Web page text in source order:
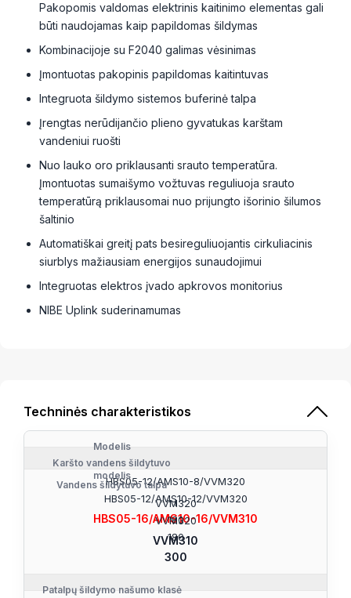
Pakopomis valdomas elektrinis kaitinimo elementas gali
būti naudojamas kaip papildomas šildymas
Kombinacijoje su F2040 galimas vėsinimas
Įmontuotas pakopinis papildomas kaitintuvas
Integruota šildymo sistemos buferinė talpa
Įrengtas nerūdijančio plieno gyvatukas karštam
vandeniui ruošti
Nuo lauko oro priklausanti srauto temperatūra.
Įmontuotas sumaišymo vožtuvas reguliuoja srauto
temperatūrą priklausomai nuo prijungto išorinio šilumos
šaltinio
Automatiškai greitį pats besireguliuojantis cirkuliacinis
siurblys mažiausiam energijos sunaudojimui
Integruotas elektros įvado apkrovos monitorius
NIBE Uplink suderinamumas
Techninės charakteristikos
Modelis
HBS05-12/AMS10-8/VVM320
HBS05-12/AMS10-12/VVM320
HBS05-16/AMS10-16/VVM310
Karšto vandens šildytuvo
modelis
VVM320
VVM320
VVM310
Vandens šildytuvo talpa
l
180
180
300
Patalpų šildymo našumo klasė